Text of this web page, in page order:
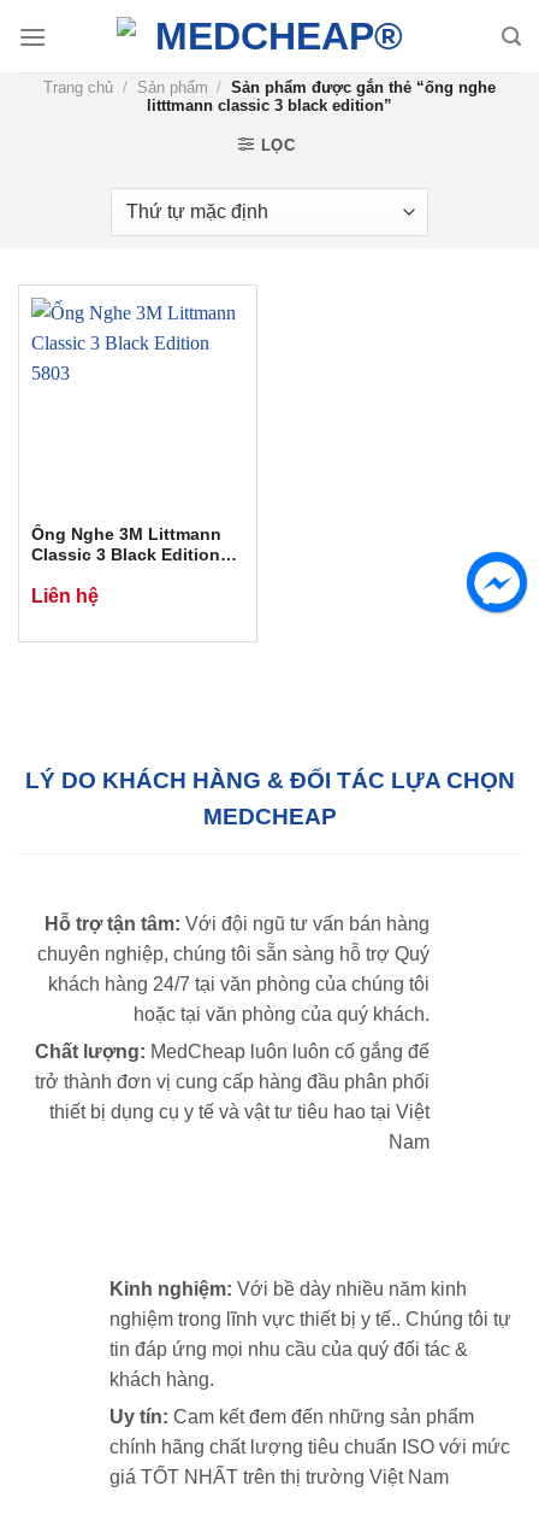
đến
nội
Trang chủ / Sản phẩm / Sản phẩm được gắn thẻ “ống nghe
litttmann classic 3 black edition”
LỌC
Ống Nghe 3M Littmann
Classic 3 Black Edition
Liên hệ
LÝ DO KHÁCH HÀNG & ĐỐI TÁC LỰA CHỌN
MEDCHEAP
Hỗ trợ tận tâm: Với đội ngũ tư vấn bán hàng
chuyên nghiệp, chúng tôi sẵn sàng hỗ trợ Quý
khách hàng 24/7 tại văn phòng của chúng tôi
hoặc tại văn phòng của quý khách.
Chất lượng: MedCheap luôn luôn cố gắng để
trở thành đơn vị cung cấp hàng đầu phân phối
thiết bị dụng cụ y tế và vật tư tiêu hao tại Việt
Nam
Kinh nghiệm: Với bề dày nhiều năm kinh
nghiệm trong lĩnh vực thiết bị y tế.. Chúng tôi tự
tin đáp ứng mọi nhu cầu của quý đối tác &
khách hàng.
Uy tín: Cam kết đem đến những sản phẩm
chính hãng chất lượng tiêu chuẩn ISO với mức
giá TỐT NHẤT trên thị trường Việt Nam